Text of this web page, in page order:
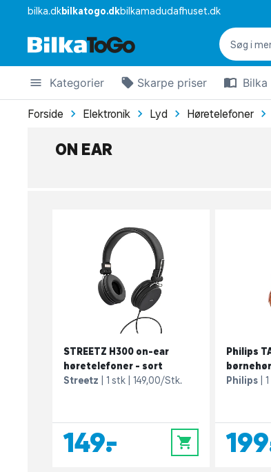
bilka.dkbilkatogo.dkbilkamadudafhuset.dk
Kategorier Skarpe priser Bilka
Forside Elektronik Lyd Høretelefoner
ON EAR
STREETZ H300 on-ear
høretelefoner - sort
Streetz
1 stk 149,00/Stk.
149,- 0
Philips
Philips